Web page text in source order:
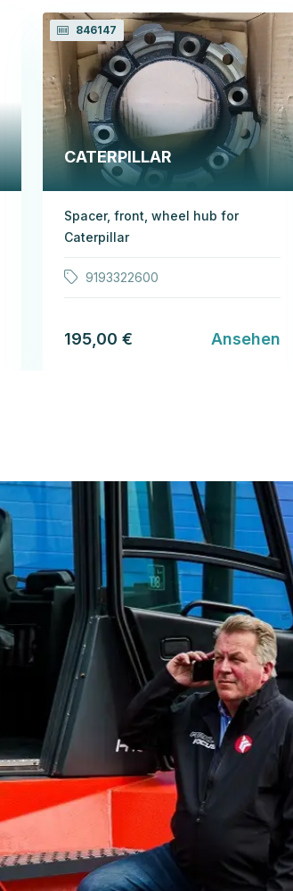
846147
CATERPILLAR
Spacer, front, wheel hub for
Caterpillar
9193322600
195,00 € Ansehen